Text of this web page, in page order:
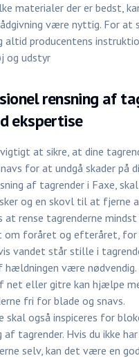
materialer der er bedst,
være nyttig. For at
altid producentens
og udstyr
rensning af
ekspertise
at sikre, at dine
for at undgå skader på
af tagrender i Faxe,
og en skovl til at fjerne
at rense tagrenderne
om foråret og efteråret, for
vandet står stille i
hældningen være nødvendig.
net eller gitre kan hjælpe
fri for blade og snavs.
skal også inspiceres for
af tagrender. Hvis du ikke
selv, kan det være en